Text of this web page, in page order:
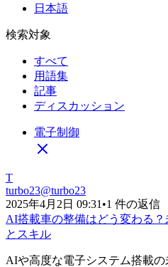
日本語
検索対象
すべて
用語集
記事
ディスカッション
電子制御
T
turbo23@turbo23
2025年4月2日 09:31 •1 件の返信
AI搭載車の整備はどう変わる
とスキル
AIや高度な電子システム搭載